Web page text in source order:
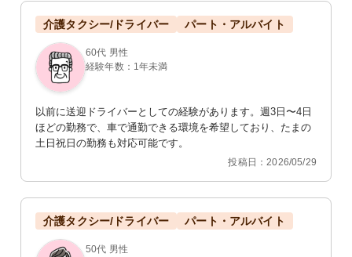
介護タクシー/ドライバー パート・アルバイト
60代 男性
経験年数：1年未満
以前に送迎ドライバーとしての経験があります。週3日〜4日
ほどの勤務で、車で通勤できる環境を希望しており、たまの
土日祝日の勤務も対応可能です。
投稿日：2026/05/29
介護タクシー/ドライバー パート・アルバイト
50代 男性